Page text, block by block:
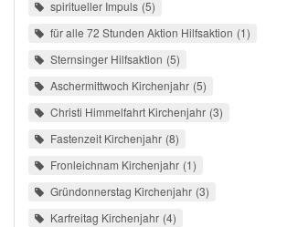
spiritueller Impuls 5
für alle 72 Stunden Aktion Hilfsaktion 1
Sternsinger Hilfsaktion 5
Aschermittwoch Kirchenjahr 5
Christi Himmelfahrt Kirchenjahr 3
Fastenzeit Kirchenjahr 8
Fronleichnam Kirchenjahr 1
Gründonnerstag Kirchenjahr 3
Karfreitag Kirchenjahr 4